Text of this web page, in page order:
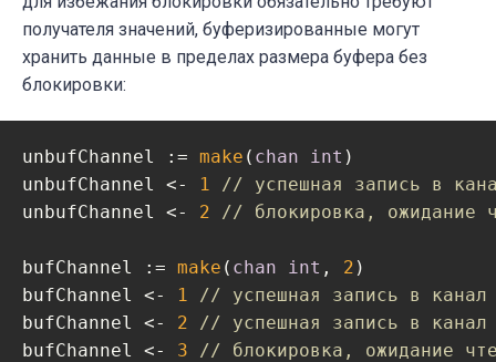
получателя значений, буферизированные могут
хранить данные в пределах размера буфера без
блокировки:
unbufChannel := make ( chan int )
unbufChannel <-
1
// успешная запись в
unbufChannel <- 2 // блокировка, ожидание
bufChannel := make ( chan int , 2 )
bufChannel <-
1
// успешная запись в канал
bufChannel <- 2
// успешная запись в канал
bufChannel <- 3 // блокировка, ожидание